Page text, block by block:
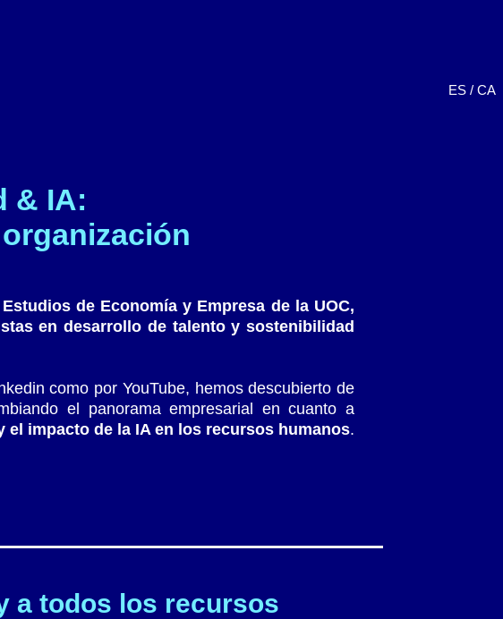
ES / CA
& IA:
Estudios de Economía y Empresa de la UOC,
en desarrollo de talento y sostenibilidad
como por YouTube, hemos descubierto de
el panorama empresarial en cuanto a
impacto de la IA en los recursos humanos.
a todos los recursos